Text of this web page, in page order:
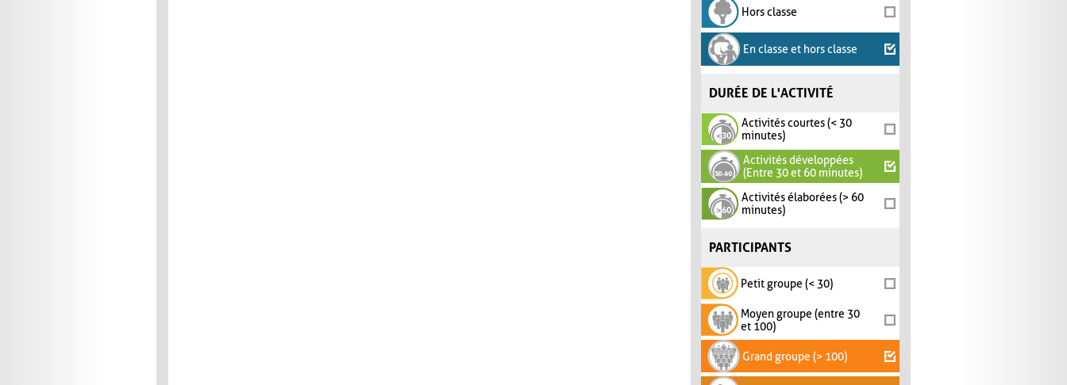
Hors classe
En classe et hors classe
DURÉE DE L'ACTIVITÉ
Activités courtes (< 30
minutes)
Activités développées
(Entre 30 et 60 minutes)
Activités élaborées (> 60
minutes)
PARTICIPANTS
Petit groupe (< 30)
Moyen groupe (entre 30
et 100)
Grand groupe (> 100)